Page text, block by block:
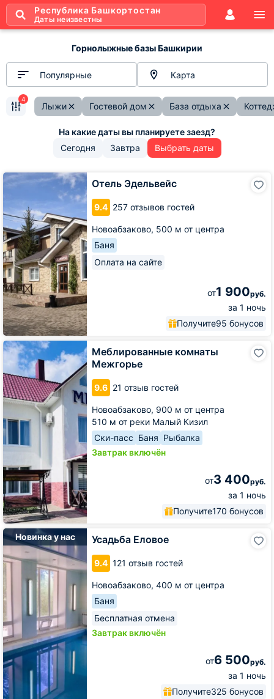
Республика Башкортостан
Даты неизвестны
Горнолыжные базы Башкирии
Популярные Карта
Лыжи Гостевой дом База отдыха
4
Сегодня Завтра Выбрать даты
Отель Эдельвейс
9.4 257 отзывов гостей
Новоабзаково, 500 м от центра
Баня
Оплата на сайте
от1 900руб.
за 1 ночь
Получите95 бонусов
Отель
Эдельвейс
Меблированные комнаты
Межгорье
9.6 21 отзыв гостей
Новоабзаково, 900 м от центра
510 м от реки Малый Кизил
Ски-пасс Баня Рыбалка
Завтрак включён
от3 400руб.
за 1 ночь
Получите170 бонусов
Меблированные
комнаты
Межгорье
Новинка у нас Усадьба Еловое
9.4 121 отзыв гостей
Новоабзаково, 400 м от центра
Баня
Бесплатная отмена
Завтрак включён
от6 500руб.
за 1 ночь
Получите325 бонусов
Усадьба
Еловое